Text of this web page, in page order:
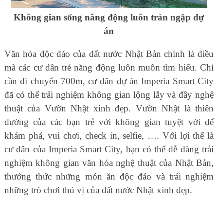
Không gian sống năng động luôn tràn ngập dự
án
Văn hóa độc đáo của đất nước Nhật Bản chính là điều
mà các cư dân trẻ năng động luôn muốn tìm hiểu. Chỉ
cần di chuyển 700m, cư dân dự án Imperia Smart City
đã có thể trải nghiệm không gian lộng lẫy và đầy nghệ
thuật của Vườn Nhật xinh đẹp. Vườn Nhật là thiên
đường của các bạn trẻ với không gian tuyệt vời để
khám phá, vui chơi, check in, selfie, …. Với lợi thế là
cư dân của Imperia Smart City, bạn có thể dễ dàng trải
nghiệm không gian văn hóa nghệ thuật của Nhật Bản,
thưởng thức những món ăn độc đáo và trải nghiệm
những trò chơi thú vị của đất nước Nhật xinh đẹp.